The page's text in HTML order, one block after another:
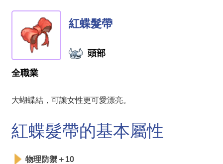
紅蝶髮帶
頭部
全職業
大蝴蝶結，可讓女性更可愛漂亮。
紅蝶髮帶的基本屬性
物理防禦＋10